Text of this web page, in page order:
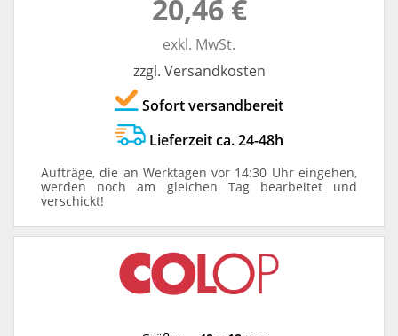
20,46 €
exkl. MwSt.
zzgl. Versandkosten
Sofort versandbereit
Lieferzeit ca. 24-48h
Aufträge, die an Werktagen vor 14:30 Uhr eingehen,
werden noch am gleichen Tag bearbeitet und
verschickt!